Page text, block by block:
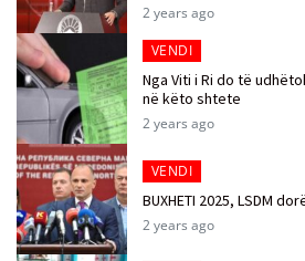
2 years ago
VENDI
Nga Viti i Ri do të
në këto shtete
2 years ago
VENDI
BUXHETI 2025, LSDM
2 years ago